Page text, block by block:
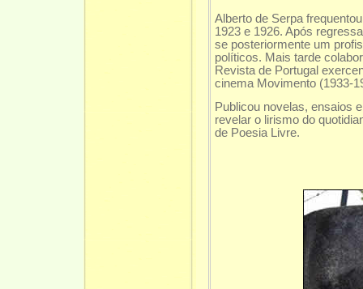
Alberto de Serpa
1923 e 1926. Após
se posteriormente um
políticos. Mais tarde
Revista de Portugal
cinema Movimento (1933-
Publicou novelas, ensaios
revelar o lirismo do
de Poesia Livre.